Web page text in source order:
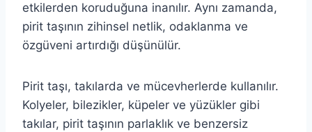
etkilerden koruduğuna inanılır. Aynı zamanda,
pirit taşının zihinsel netlik, odaklanma ve
özgüveni artırdığı düşünülür.
Pirit taşı, takılarda ve mücevherlerde kullanılır.
Kolyeler, bilezikler, küpeler ve yüzükler gibi
takılar, pirit taşının parlaklık ve benzersiz